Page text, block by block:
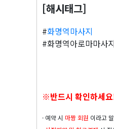
[해시태그]
#화명역마사지
#화명역아로마마사지
※반드시 확인하세
· 예약 시 마짱 회원 이라고